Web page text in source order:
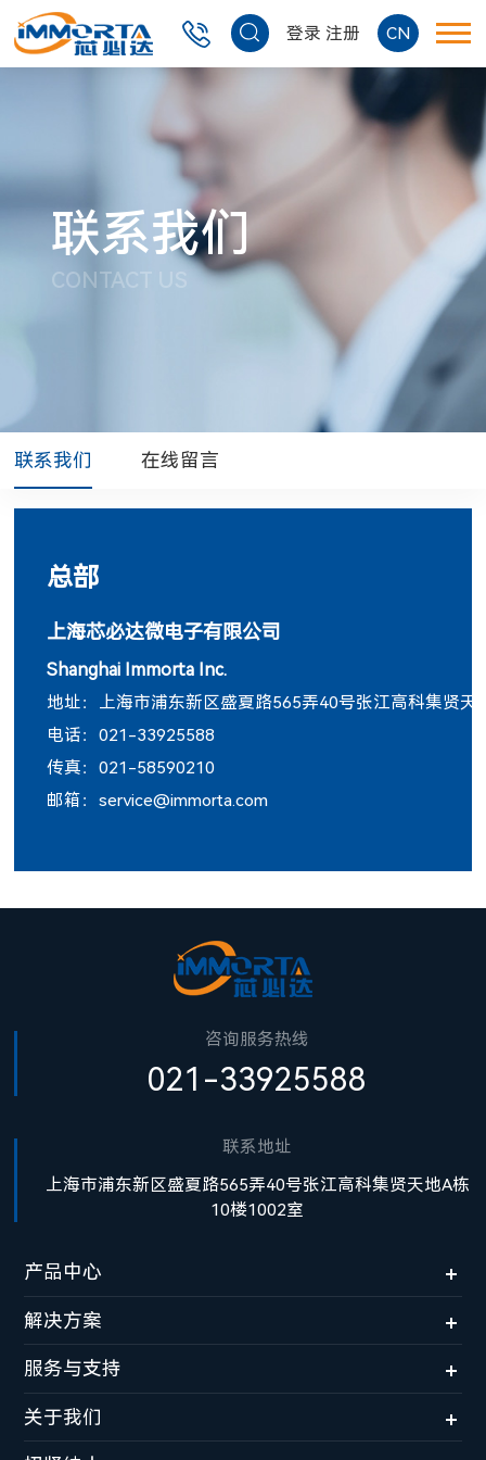
登录 注册 CN
联系我们
CONTACT US
联系我们 在线留言
总部
上海芯必达微电子有限公司
Shanghai Immorta Inc.
地址：上海市浦东新区盛夏路565弄40号张江高科集贤天
电话：021-33925588
传真：021-58590210
邮箱：service@immorta.com
咨询服务热线
021-33925588
联系地址
上海市浦东新区盛夏路565弄40号张江高科集贤天地A栋
10楼1002室
产品中心
解决方案
服务与支持
关于我们